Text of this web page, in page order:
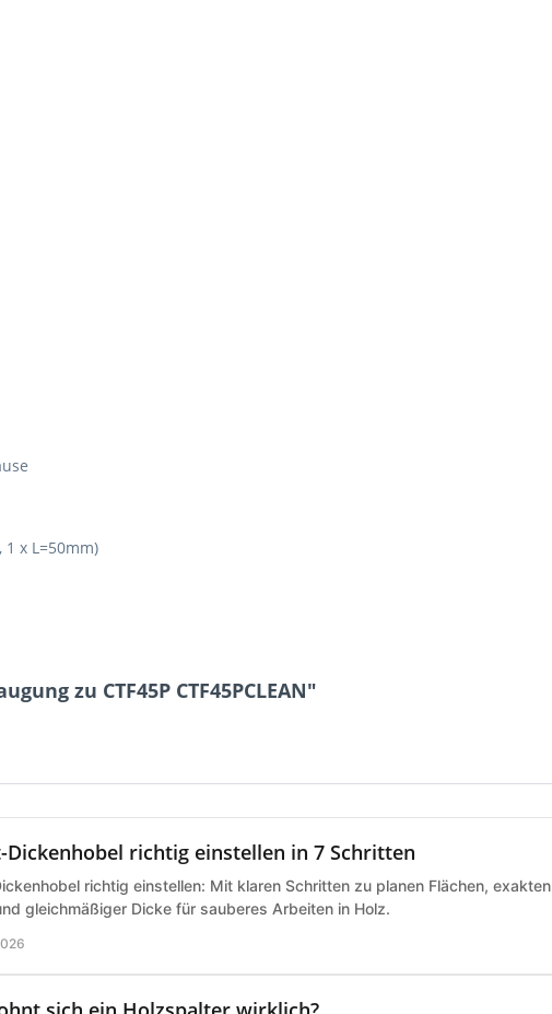
1 x L=50mm)
zu CTF45P CTF45PCLEAN"
Dickenhobel richtig einstellen in 7 Schritten
richtig einstellen: Mit klaren Schritten zu planen Flächen, exakten
gleichmäßiger Dicke für sauberes Arbeiten in Holz.